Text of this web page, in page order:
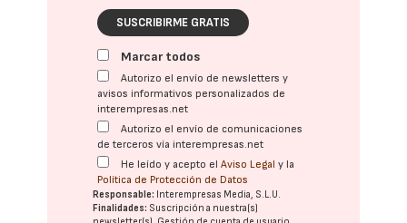
SUSCRIBIRME GRATIS
Marcar todos
Autorizo el envío de newsletters y
avisos informativos personalizados de
interempresas.net
Autorizo el envío de comunicaciones
de terceros vía interempresas.net
He leído y acepto elAviso Legal y la
Política de Protección de Datos
Responsable: Interempresas Media, S.L.U.
Finalidades: Suscripción a nuestra(s)